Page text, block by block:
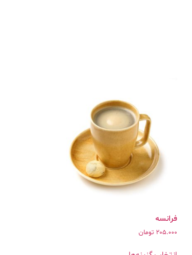
فرانسه
205.000 تومان